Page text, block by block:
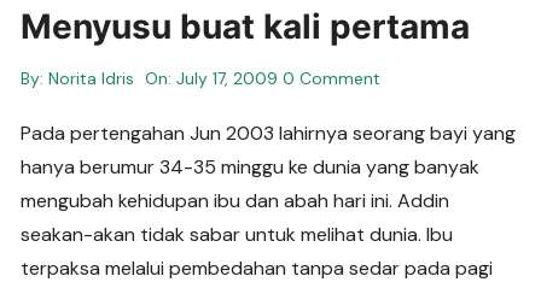
Menyusu buat kali pertama
By: Norita Idris On:July 17, 2009 0 Comment
Pada pertengahan Jun 2003 lahirnya seorang bayi yang
hanya berumur 34-35 minggu ke dunia yang banyak
mengubah kehidupan ibu dan abah hari ini. Addin
seakan-akan tidak sabar untuk melihat dunia. Ibu
terpaksa melalui pembedahan tanpa sedar pada pagi